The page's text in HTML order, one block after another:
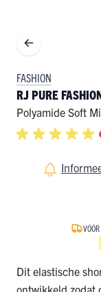
FASHION
RJ PURE
Polyamide Soft
Dit elastische
ontwikkeld zodat